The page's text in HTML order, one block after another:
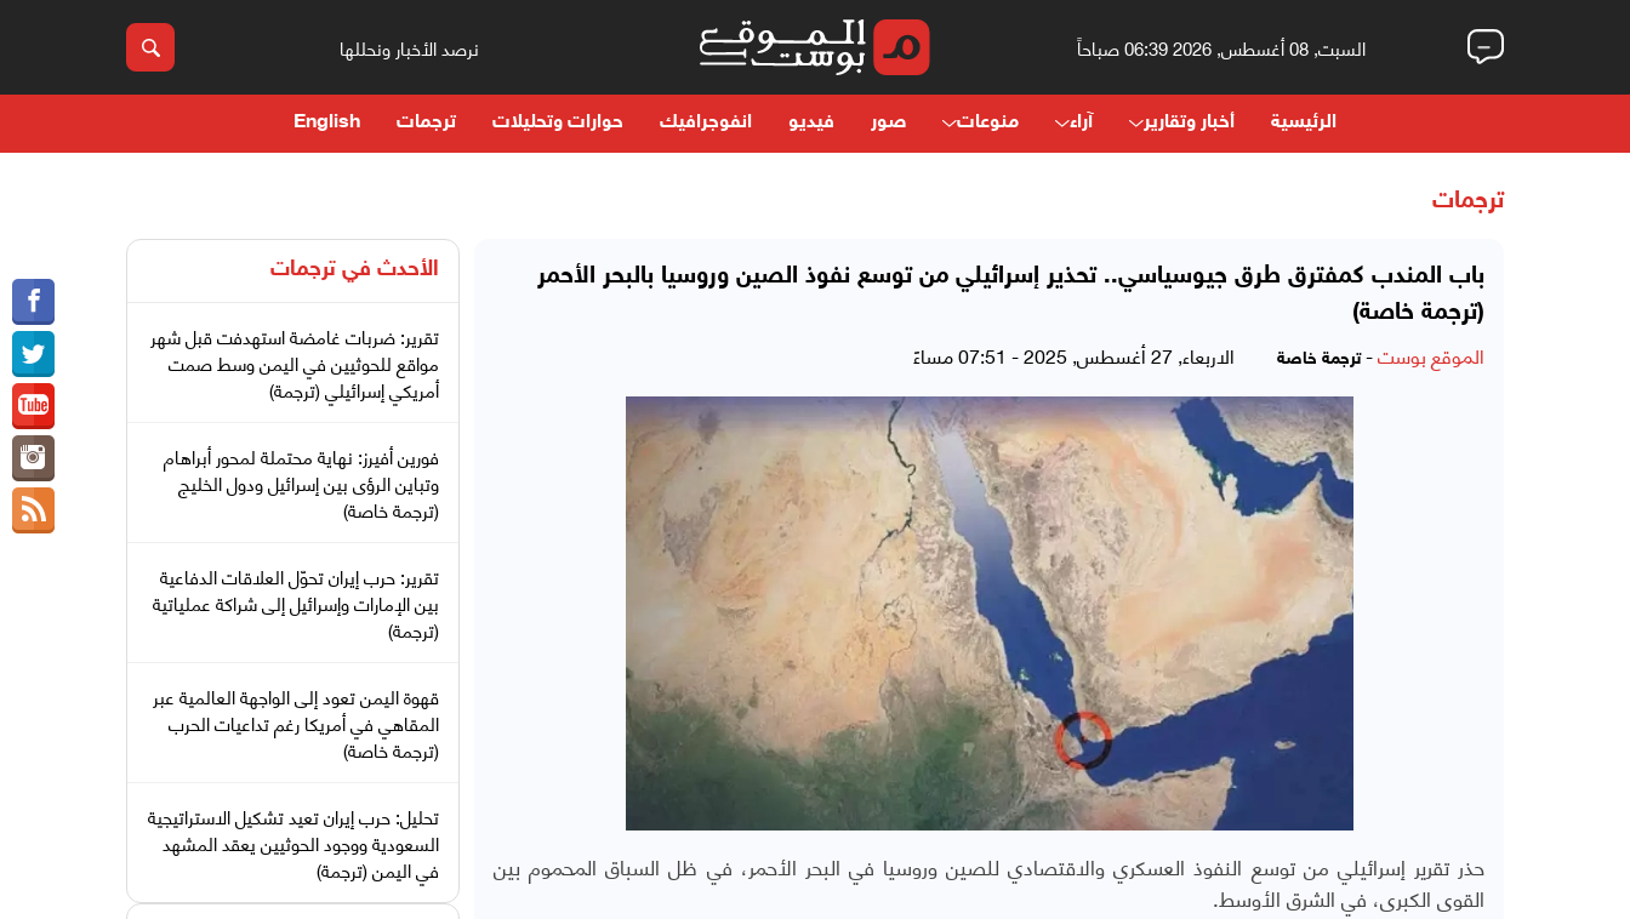
السبت, 08 أغسطس, 2026 06:39 صباحاً نرصد الأخبار ونحللها
الرئيسية أخبار وتقارير آراء منوعات صور فيديو انفوجرافيك حوارات وتحليلات ترجمات English
ترجمات
باب المندب كمفترق طرق جيوسياسي.. تحذير إسرائيلي من توسع نفوذ الصين وروسيا بالبحر الأحمر
(ترجمة خاصة)
الموقع بوست-ترجمة خاصة الاربعاء, 27 أغسطس, 2025 - 07:51 مساءً
حذر تقرير إسرائيلي من توسع النفوذ العسكري والاقتصادي للصين وروسيا في البحر الأحمر، في ظل السباق المحموم بين
القوى الكبرى، في الشرق الأوسط.
الأحدث في ترجمات
تقرير: ضربات غامضة استهدفت قبل شهر
مواقع للحوثيين في اليمن وسط صمت
أمريكي إسرائيلي (ترجمة)
فورين أفيرز: نهاية محتملة لمحور أبراهام
وتباين الرؤى بين إسرائيل ودول الخليج
(ترجمة خاصة)
تقرير: حرب إيران تحوّل العلاقات الدفاعية
بين الإمارات وإسرائيل إلى شراكة عملياتية
(ترجمة)
قهوة اليمن تعود إلى الواجهة العالمية عبر
المقاهي في أمريكا رغم تداعيات الحرب
(ترجمة خاصة)
تحليل: حرب إيران تعيد تشكيل الاستراتيجية
السعودية ووجود الحوثيين يعقد المشهد
في اليمن (ترجمة)